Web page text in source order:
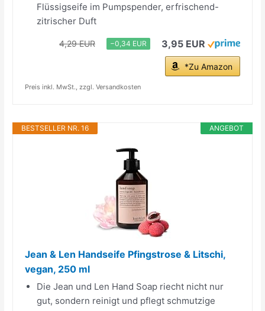
Flüssigseife im Pumpspender, erfrischend-
zitrischer Duft
4,29 EUR −0,34 EUR 3,95 EUR
*Zu Amazon
Preis inkl. MwSt., zzgl. Versandkosten
ANGEBOT
BESTSELLER NR. 16
Jean & Len Handseife Pfingstrose & Litschi,
vegan, 250 ml
Die Jean und Len Hand Soap riecht nicht nur
gut, sondern reinigt und pflegt schmutzige